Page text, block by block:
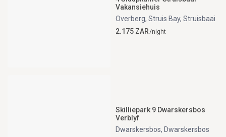
Vakansiehuis
Overberg, Struis Bay,Struisbaai
2.175 ZAR/night
Skilliepark 9 Dwarskersbos
Verblyf
Dwarskersbos, Dwarskersbos